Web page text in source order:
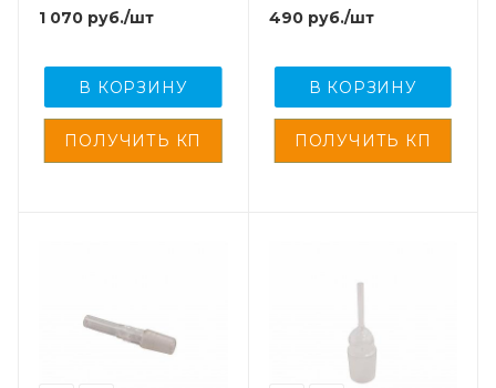
1 070 руб./шт
В КОРЗИНУ
490руб./шт
В КОРЗИНУ